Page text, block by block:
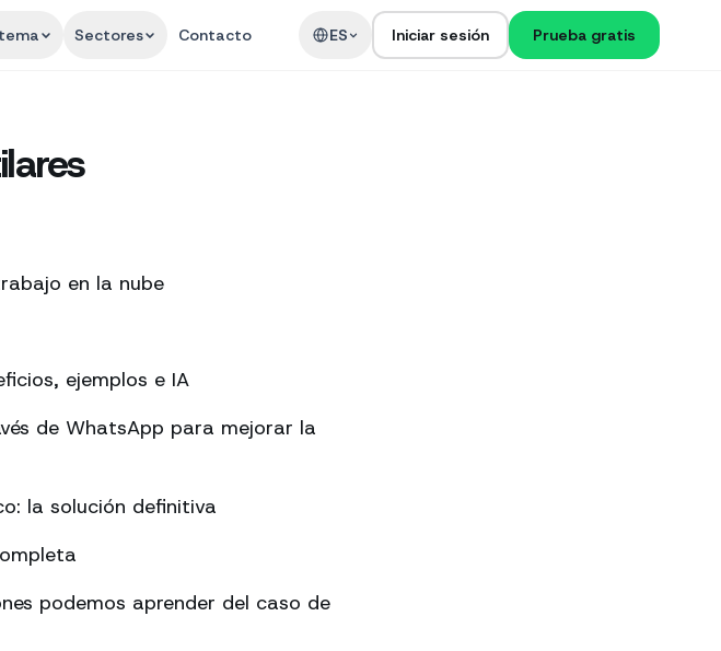
Sectores Contacto ES Iniciar sesión Prueba gratis
en la nube
ejemplos e IA
de WhatsApp para mejorar la
la solución definitiva
podemos aprender del caso de